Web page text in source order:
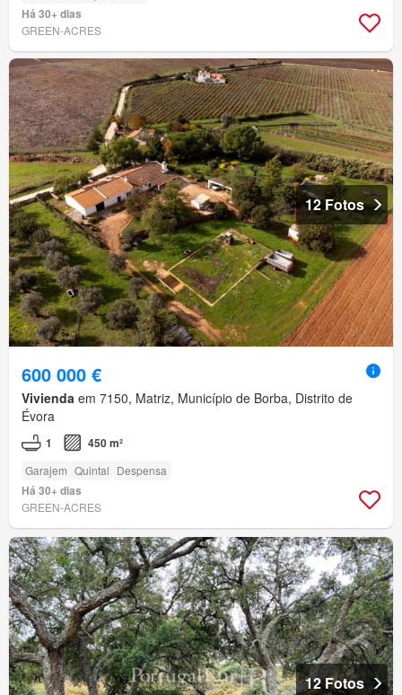
Há 30+ dias
GREEN-ACRES
12 Fotos
600 000 €
Vivienda em 7150, Matriz, Município de Borba, Distrito de
Évora
1 450 m²
Garajem Quintal Despensa
Há 30+ dias
GREEN-ACRES
12 Fotos